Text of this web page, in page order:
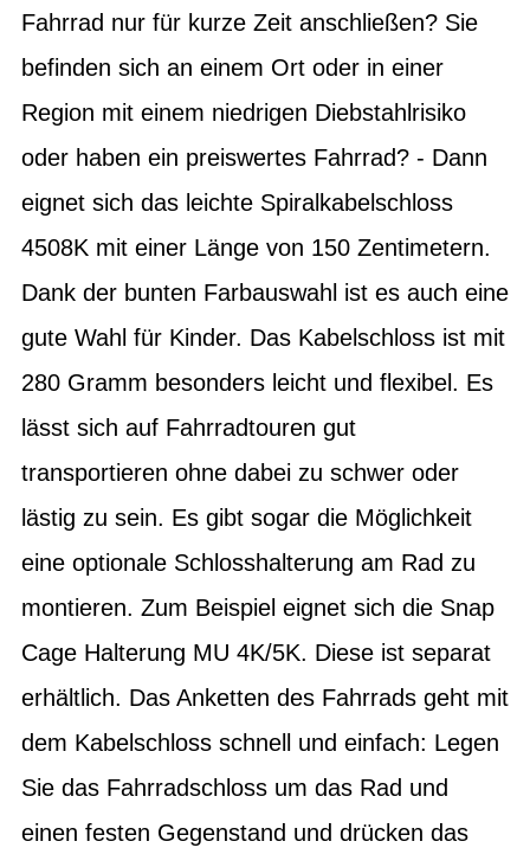
Fahrrad nur für kurze Zeit anschließen? Sie
befinden sich an einem Ort oder in einer
Region mit einem niedrigen Diebstahlrisiko
oder haben ein preiswertes Fahrrad? - Dann
eignet sich das leichte Spiralkabelschloss
4508K mit einer Länge von 150 Zentimetern.
Dank der bunten Farbauswahl ist es auch eine
gute Wahl für Kinder. Das Kabelschloss ist mit
280 Gramm besonders leicht und flexibel. Es
lässt sich auf Fahrradtouren gut
transportieren ohne dabei zu schwer oder
lästig zu sein. Es gibt sogar die Möglichkeit
eine optionale Schlosshalterung am Rad zu
montieren. Zum Beispiel eignet sich die Snap
Cage Halterung MU 4K/5K. Diese ist separat
erhältlich. Das Anketten des Fahrrads geht mit
dem Kabelschloss schnell und einfach: Legen
Sie das Fahrradschloss um das Rad und
einen festen Gegenstand und drücken das